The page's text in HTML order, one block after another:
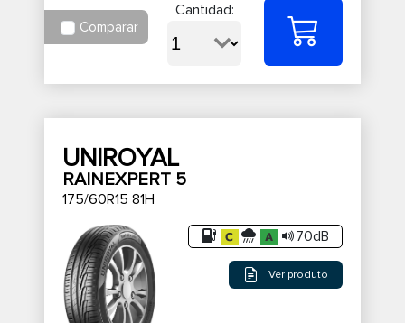
Comparar
Cantidad:
UNIROYAL
RAINEXPERT 5
175/60R15 81H
70dB
Ver produto